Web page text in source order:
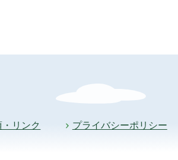
リンク プライバシーポリシー